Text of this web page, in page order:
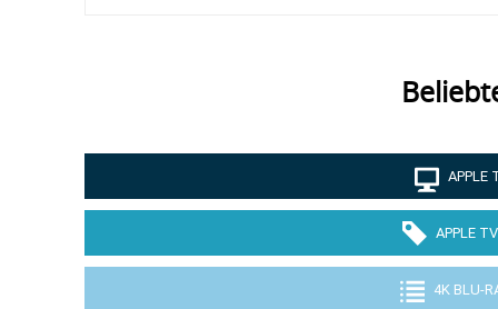
APPLE
APPLE
4K BLU-